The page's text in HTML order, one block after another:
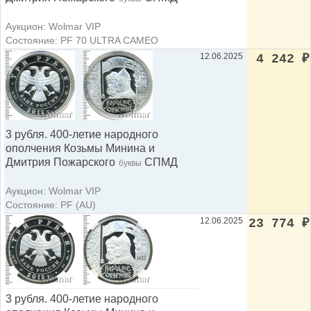
Аукцион: Wolmar VIP
Состояние: PF 70 ULTRA CAMEO
3 рубля. 400-летие народного
ополчения Козьмы Минина и
Дмитрия Пожарского буквы СПМД
Аукцион: Wolmar VIP
Состояние: PF (AU)
12.06.2025 4 242 ₽
3 рубля. 400-летие народного
12.06.2025 23 774 ₽